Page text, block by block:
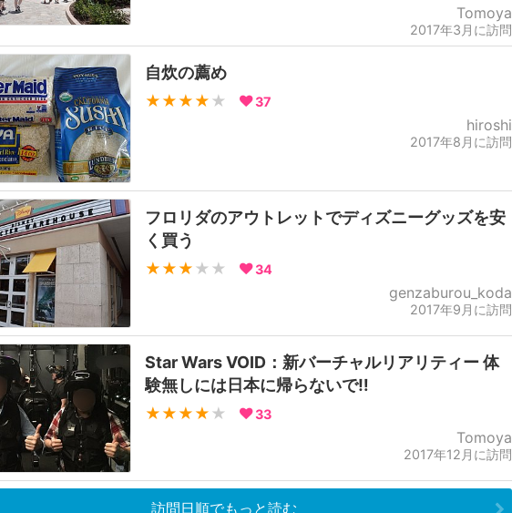
Tomoya
2017年3月に訪問
自炊の薦め
★★★★ ★ 37
hiroshi
2017年8月に訪問
フロリダのアウトレットでディズニーグッズを安
く買う
★★★ ★★ 34
genzaburou_koda
2017年9月に訪問
Star Wars VOID：新バーチャルリアリティー 体
験無しには日本に帰らないで‼︎
★★★★ ★ 33
Tomoya
2017年12月に訪問
訪問日順でもっと読む